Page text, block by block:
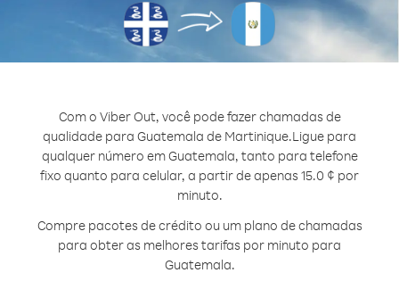
Com o Viber Out, você pode fazer chamadas de
qualidade para Guatemala de Martinique.Ligue para
qualquer número em Guatemala, tanto para telefone
fixo quanto para celular, a partir de apenas 15.0 ¢ por
minuto.
Compre pacotes de crédito ou um plano de chamadas
para obter as melhores tarifas por minuto para
Guatemala.